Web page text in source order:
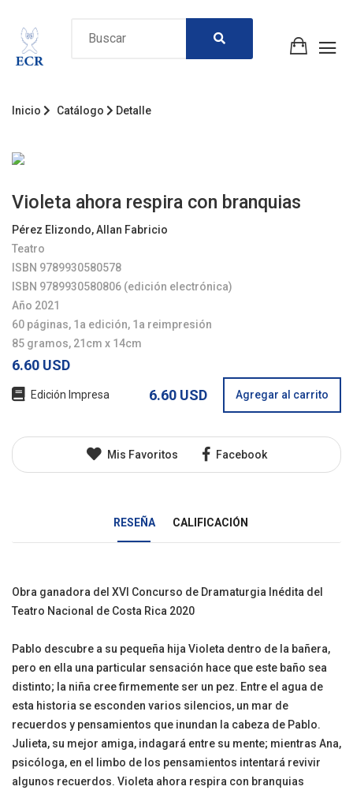
Inicio Catálogo Detalle
Violeta ahora respira con branquias
Pérez Elizondo, Allan Fabricio
Teatro
ISBN 9789930580578
ISBN 9789930580806 (edición electrónica)
Año 2021
60 páginas, 1a edición, 1a reimpresión
85 gramos, 21cm x 14cm
6.60 USD
Edición Impresa 6.60 USD Agregar al carrito
Mis Favoritos Facebook
RESEÑA CALIFICACIÓN
Obra ganadora del XVI Concurso de Dramaturgia Inédita del
Teatro Nacional de Costa Rica 2020
Pablo descubre a su pequeña hija Violeta dentro de la bañera,
pero en ella una particular sensación hace que este baño sea
distinto; la niña cree firmemente ser un pez. Entre el agua de
esta historia se esconden varios silencios, un mar de
recuerdos y pensamientos que inundan la cabeza de Pablo.
Julieta, su mejor amiga, indagará entre su mente; mientras Ana,
psicóloga, en el limbo de los pensamientos intentará revivir
algunos recuerdos. Violeta ahora respira con branquias